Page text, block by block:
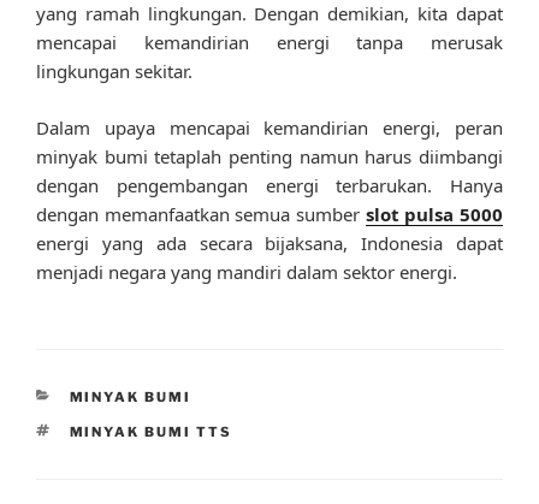
yang ramah lingkungan. Dengan demikian, kita dapat
mencapai kemandirian energi tanpa merusak
lingkungan sekitar.
Dalam upaya mencapai kemandirian energi, peran
minyak bumi tetaplah penting namun harus diimbangi
dengan pengembangan energi terbarukan. Hanya
dengan memanfaatkan semua sumber slot pulsa 5000
energi yang ada secara bijaksana, Indonesia dapat
menjadi negara yang mandiri dalam sektor energi.
CATEGORIES
MINYAK BUMI
TAGS
MINYAK BUMI TTS